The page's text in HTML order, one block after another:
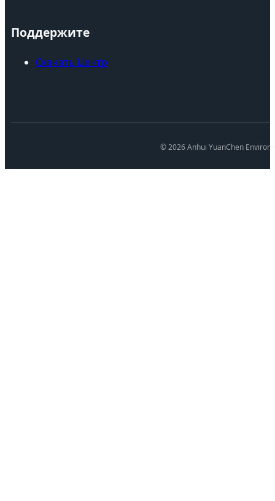
Поддержите
Скачать Центр
© 2026 Anhui YuanChen